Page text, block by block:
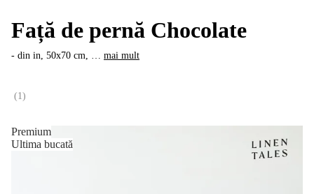
Premium
Ultima bucată
Față de pernă Chocolate
- din in, 50x70 cm, … mai mult
(1 )